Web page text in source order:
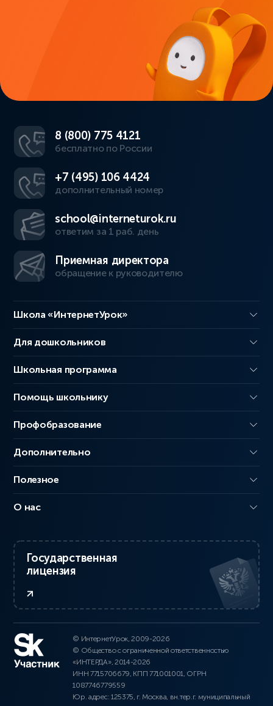
8 (800) 775 4121
бесплатно по России
+7 (495) 106 4424
дополнительный номер
school@interneturok.ru
ответим за 1 раб. день
Приемная директора
обращение к руководителю
Школа «ИнтернетУрок»
Для дошкольников
Школьная программа
Помощь школьнику
Профобразование
Дополнительно
Полезное
О нас
Государственная
лицензия
© ИнтернетУрок, 2009-2026
© Общество с ограниченной ответственностью
«ИНТЕРДА», 2014-2026
ИНН 7715706679, КПП 771001001, ОГРН
1087746779559
Юр. адрес: 125375, г. Москва, вн.тер.г. муниципальный